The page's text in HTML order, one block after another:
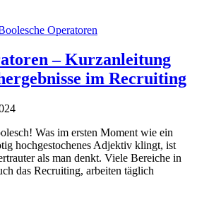
– Kurzanleitung
im Recruiting
Was im ersten Moment wie ein
hochgestochenes Adjektiv klingt, ist
als man denkt. Viele Bereiche in
das Recruiting, arbeiten täglich